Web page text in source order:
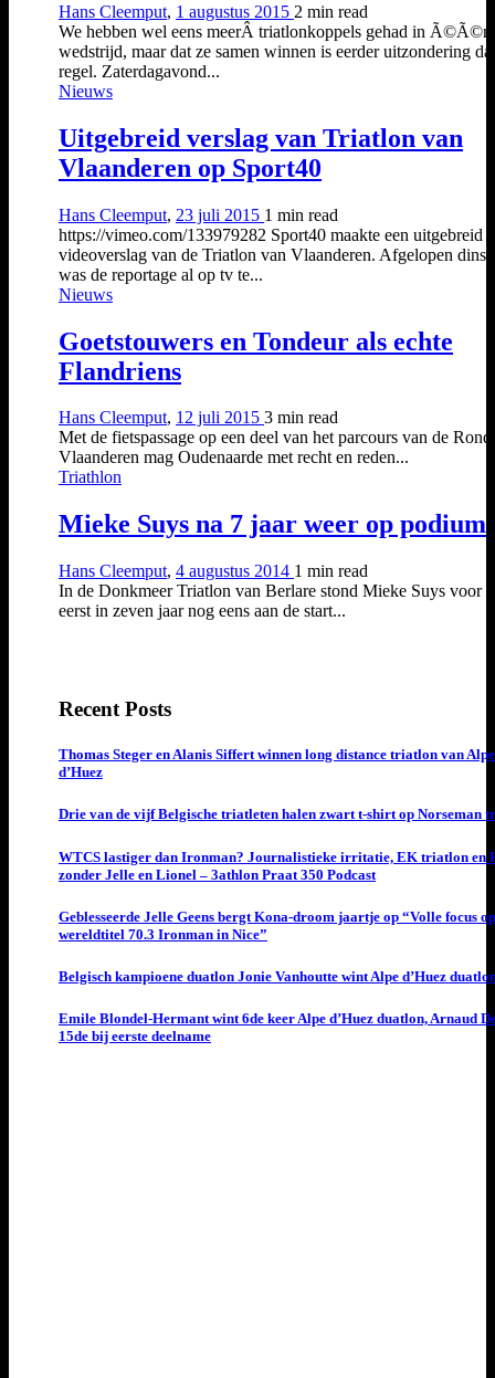
Hans Cleemput, 1 augustus 2015 2 min read
We hebben wel eens meerÂ triatlonkoppels gehad in Ã©Ã©n
wedstrijd, maar dat ze samen winnen is eerder uitzondering
regel. Zaterdagavond...
Nieuws
Uitgebreid verslag van Triatlon van
Vlaanderen op Sport40
Hans Cleemput, 23 juli 2015 1 min read
https://vimeo.com/133979282 Sport40 maakte een uitgebreid
videoverslag van de Triatlon van Vlaanderen. Afgelopen
was de reportage al op tv te...
Nieuws
Goetstouwers en Tondeur als echte
Flandriens
Hans Cleemput, 12 juli 2015 3 min read
Met de fietspassage op een deel van het parcours van de
Vlaanderen mag Oudenaarde met recht en reden...
Triathlon
Mieke Suys na 7 jaar weer op podium
Hans Cleemput, 4 augustus 2014 1 min read
In de Donkmeer Triatlon van Berlare stond Mieke Suys voor
eerst in zeven jaar nog eens aan de start...
Recent Posts
Thomas Steger en Alanis Siffert winnen long distance triatlon van Alpe
d’Huez
Drie van de vijf Belgische triatleten halen zwart t-shirt op Norseman
WTCS lastiger dan Ironman? Journalistieke irritatie, EK triatlon en
zonder Jelle en Lionel – 3athlon Praat 350 Podcast
Geblesseerde Jelle Geens bergt Kona-droom jaartje op “Volle focus
wereldtitel 70.3 Ironman in Nice”
Belgisch kampioene duatlon Jonie Vanhoutte wint Alpe d’Huez
Emile Blondel-Hermant wint 6de keer Alpe d’Huez duatlon, Arnaud
15de bij eerste deelname